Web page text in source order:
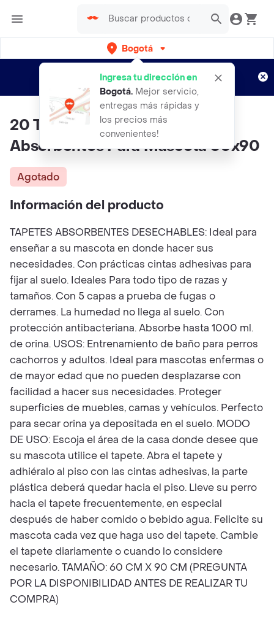
Bogotá
Ingresa tu dirección en
Bogotá. Mejor servicio,
entregas más rápidas y
los precios más
convenientes!
envíos gratis por semanas
Aplican TyC
20 Tapetes Entrenamiento
Absorbentes Para Mascota 60x90
Agotado
Información del producto
TAPETES ABSORBENTES DESECHABLES: Ideal para
enseñar a su mascota en donde hacer sus
necesidades. Con prácticas cintas adhesivas para
fijar al suelo. Ideales Para todo tipo de razas y
tamaños. Con 5 capas a prueba de fugas o
derrames. La humedad no llega al suelo. Con
protección antibacteriana. Absorbe hasta 1000 ml.
de orina. USOS: Entrenamiento de baño para perros
cachorros y adultos. Ideal para mascotas enfermas o
de mayor edad que no pueden desplazarse con
facilidad a hacer sus necesidades. Proteger
superficies de muebles, camas y vehículos. Perfecto
para secar orina ya depositada en el suelo. MODO
DE USO: Escoja el área de la casa donde desee que
su mascota utilice el tapete. Abra el tapete y
adhiéralo al piso con las cintas adhesivas, la parte
plástica deberá quedar hacia el piso. Lleve su perro
hacia el tapete frecuentemente, en especial
después de haber comido o bebido agua. Felicite su
mascota cada vez que haga uso del tapete. Cambie
el tapete diariamente o cuando lo considere
necesario. TAMAÑO: 60 CM X 90 CM (PREGUNTA
POR LA DISPONIBILIDAD ANTES DE REALIZAR TU
COMPRA)